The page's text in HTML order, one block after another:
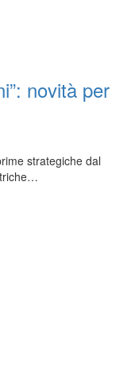
novità per
strategiche dal